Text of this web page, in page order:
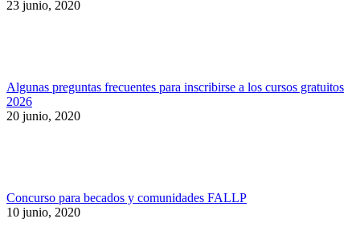
23 junio, 2020
Algunas preguntas frecuentes para inscribirse a los cursos gratuitos
2026
20 junio, 2020
Concurso para becados y comunidades FALLP
10 junio, 2020